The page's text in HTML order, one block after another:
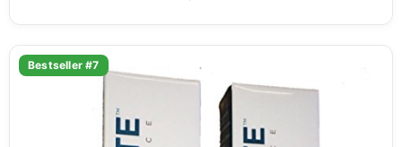
Bestseller #7